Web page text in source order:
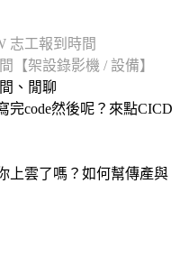
志工報到時間
【架設錄影機 / 設備】
、閒聊
完code然後呢？來點CICD
上雲了嗎？如何幫傳產與